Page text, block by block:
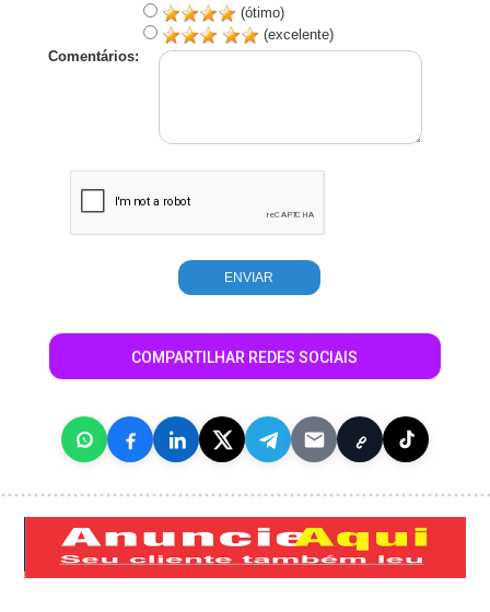
(ótimo)
(excelente)
Comentários:
COMPARTILHAR REDES SOCIAIS